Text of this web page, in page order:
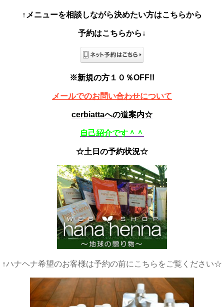
↑メニューを相談しながら決めたい方はこちらから
予約はこちらから↓
※新規の方１０％OFF!!
メールでのお問い合わせについて
cerbiattaへの道案内☆
自己紹介です＾＾
☆土日の予約状況☆
↑ハナヘナ希望のお客様は予約の前にこちらをご覧ください☆